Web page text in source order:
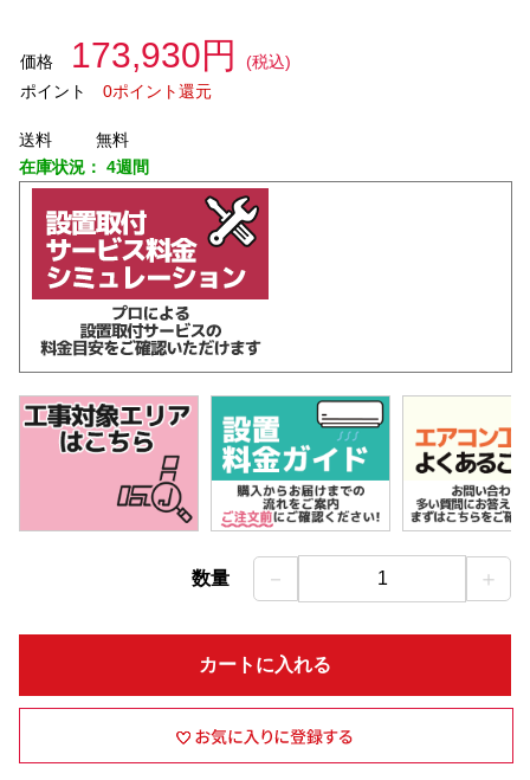
価格 173,930円
(税込)
ポイント
0ポイント還元
送料
無料
在庫状況： 4週間
数量 － 1 ＋
カートに入れる